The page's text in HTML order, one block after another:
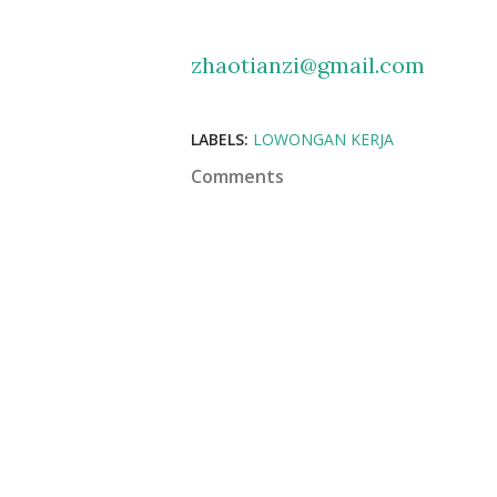
zhaotianzi@gmail.com
LABELS: LOWONGAN KERJA
Comments